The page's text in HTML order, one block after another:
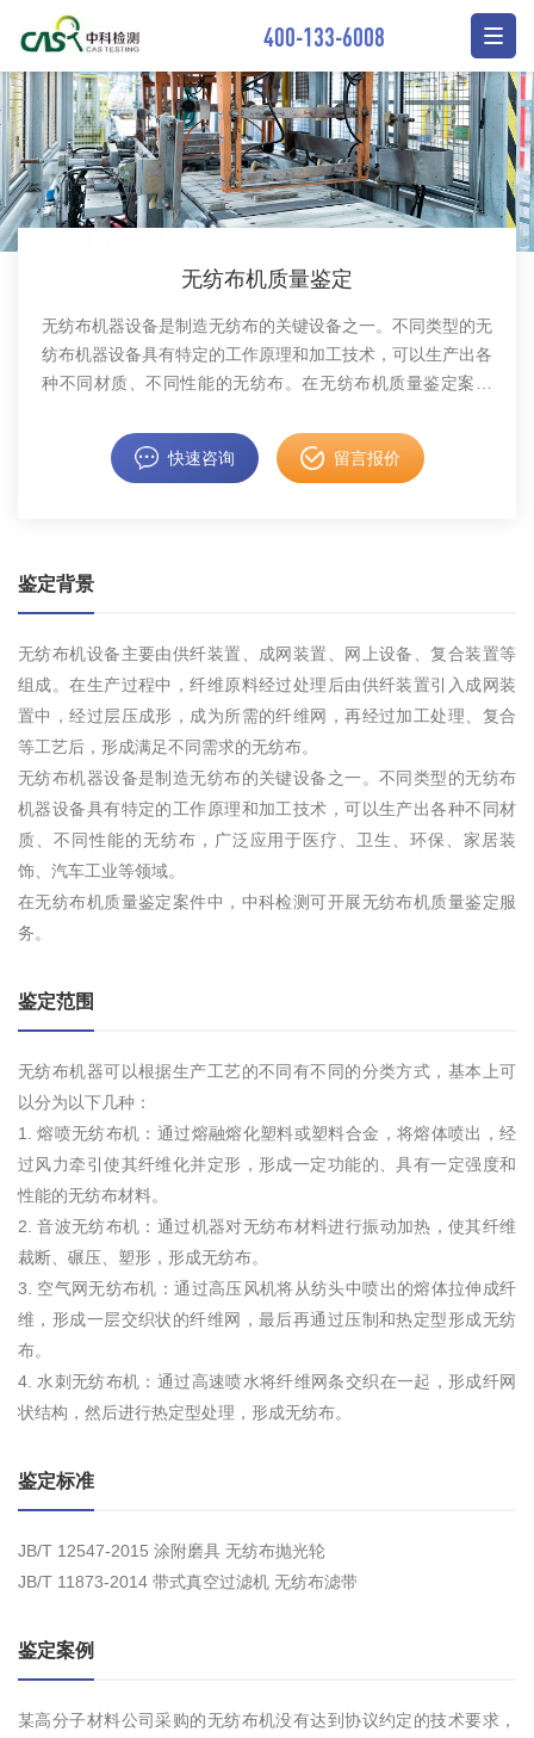
400-133-6008
无纺布机质量鉴定
无纺布机器设备是制造无纺布的关键设备之一。不同类型的无
纺布机器设备具有特定的工作原理和加工技术，可以生产出各
种不同材质、不同性能的无纺布。在无纺布机质量鉴定案件
快速咨询 留言报价
鉴定背景
无纺布机设备主要由供纤装置、成网装置、网上设备、复合装置等
组成。在生产过程中，纤维原料经过处理后由供纤装置引入成网装
置中，经过层压成形，成为所需的纤维网，再经过加工处理、复合
等工艺后，形成满足不同需求的无纺布。
无纺布机器设备是制造无纺布的关键设备之一。不同类型的无纺布
机器设备具有特定的工作原理和加工技术，可以生产出各种不同材
质、不同性能的无纺布，广泛应用于医疗、卫生、环保、家居装
饰、汽车工业等领域。
在无纺布机质量鉴定案件中，中科检测可开展无纺布机质量鉴定服
务。
鉴定范围
无纺布机器可以根据生产工艺的不同有不同的分类方式，基本上可
以分为以下几种：
1. 熔喷无纺布机：通过熔融熔化塑料或塑料合金，将熔体喷出，经
过风力牵引使其纤维化并定形，形成一定功能的、具有一定强度和
性能的无纺布材料。
2. 音波无纺布机：通过机器对无纺布材料进行振动加热，使其纤维
裁断、碾压、塑形，形成无纺布。
3. 空气网无纺布机：通过高压风机将从纺头中喷出的熔体拉伸成纤
维，形成一层交织状的纤维网，最后再通过压制和热定型形成无纺
布。
4. 水刺无纺布机：通过高速喷水将纤维网条交织在一起，形成纤网
状结构，然后进行热定型处理，形成无纺布。
鉴定标准
JB/T 12547-2015 涂附磨具 无纺布抛光轮
JB/T 11873-2014 带式真空过滤机 无纺布滤带
鉴定案例
某高分子材料公司采购的无纺布机没有达到协议约定的技术要求，